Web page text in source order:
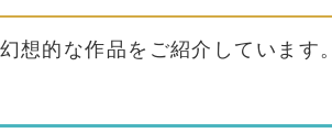
想的な作品をご紹介しています。